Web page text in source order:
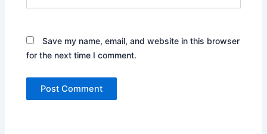
Save my name, email, and website in this browser
for the next time I comment.